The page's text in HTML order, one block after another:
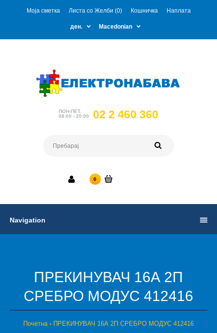
Моја сметка Листа со Желби (0) Кошничка Наплата
ден. Macedonian
ПОН-ПЕТ.
08:00 - 20:00
02 2 460 360
0
Navigation
ПРЕКИНУВАЧ 16А 2П
СРЕБРО МОДУС 412416
Почетна ПРЕКИНУВАЧ 16А 2П СРЕБРО МОДУС 412416